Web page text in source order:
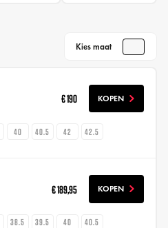
Kies maat
€ 190 KOPEN
40 40.5 42 42.5
€ 189,95 KOPEN
38.5 39.5 40 40.5